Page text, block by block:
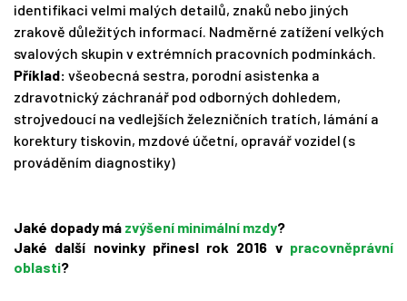
identifikaci velmi malých detailů, znaků nebo jiných
zrakově důležitých informací. Nadměrné zatížení velkých
svalových skupin v extrémních pracovních podmínkách.
Příklad: všeobecná sestra, porodní asistenka a
zdravotnický záchranář pod odborných dohledem,
strojvedoucí na vedlejších železničních tratích, lámání a
korektury tiskovin, mzdové účetní, opravář vozidel (s
prováděním diagnostiky)
Jaké dopady má zvýšení minimální mzdy?
Jaké další novinky přinesl rok 2016 v pracovněprávní
oblasti?